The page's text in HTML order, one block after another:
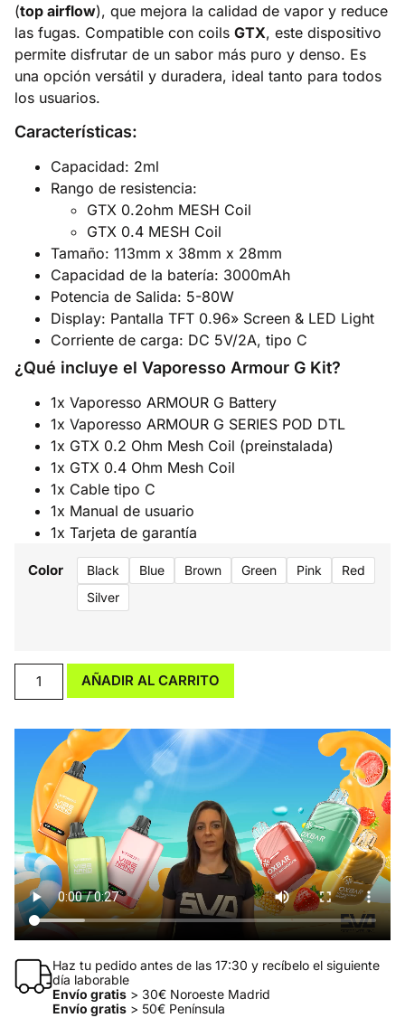
(top airflow), que mejora la calidad de vapor y reduce
las fugas. Compatible con coils GTX, este dispositivo
permite disfrutar de un sabor más puro y denso. Es
una opción versátil y duradera, ideal tanto para todos
los usuarios.
Características:
Capacidad: 2ml
Rango de resistencia:
GTX 0.2ohm MESH Coil
GTX 0.4 MESH Coil
Tamaño: 113mm x 38mm x 28mm
Capacidad de la batería: 3000mAh
Potencia de Salida: 5-80W
Display: Pantalla TFT 0.96» Screen & LED Light
Corriente de carga: DC 5V/2A, tipo C
¿Qué incluye el Vaporesso Armour G Kit?
1x Vaporesso ARMOUR G Battery
1x Vaporesso ARMOUR G SERIES POD DTL
1x GTX 0.2 Ohm Mesh Coil (preinstalada)
1x GTX 0.4 Ohm Mesh Coil
1x Cable tipo C
1x Manual de usuario
1x Tarjeta de garantía
Color Black Blue Brown Green Pink
Red
Silver
AÑADIR AL CARRITO
Haz tu pedido antes de las 17:30 y recíbelo el siguiente
día laborable
Envío gratis> 30€ Noroeste Madrid
Envío gratis> 50€ Península